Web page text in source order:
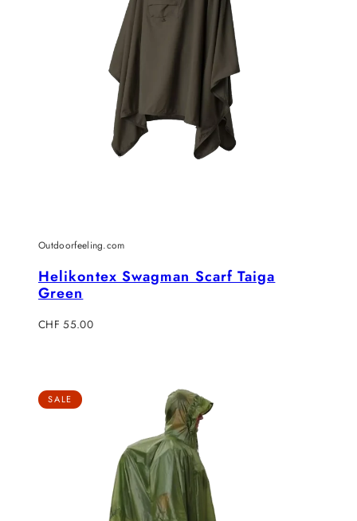
Outdoorfeeling.com
Helikontex Swagman Scarf Taiga
Green
Regulärer
CHF 55.00
SALE